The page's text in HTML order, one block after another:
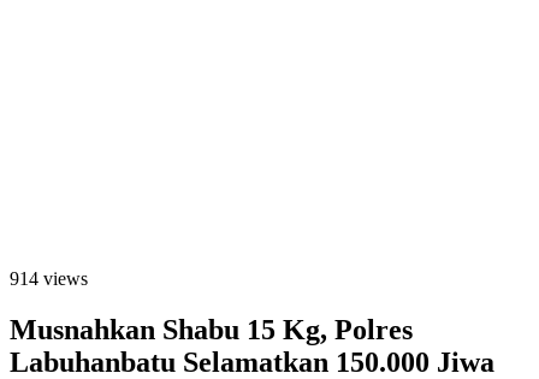
914 views
Musnahkan Shabu 15 Kg, Polres
Labuhanbatu Selamatkan 150.000 Jiwa